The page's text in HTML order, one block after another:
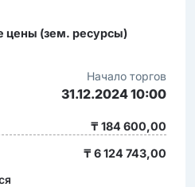
цены (зем. ресурсы)
Начало торгов
31.12.2024 10:00
₸ 184 600,00
₸ 6 124 743,00